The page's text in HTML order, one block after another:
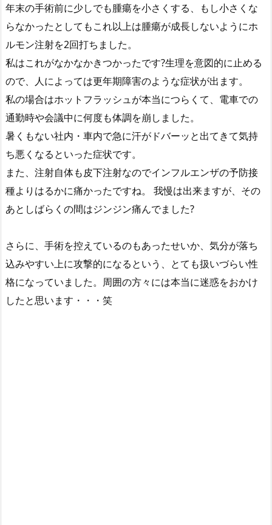
年末の手術前に少しでも腫瘍を小さくする、もし小さくな
らなかったとしてもこれ以上は腫瘍が成長しないようにホ
ルモン注射を2回打ちました。
私はこれがなかなかきつかったです?生理を意図的に止める
ので、人によっては更年期障害のような症状が出ます。
私の場合はホットフラッシュが本当につらくて、電車での
通勤時や会議中に何度も体調を崩しました。
暑くもない社内・車内で急に汗がドバーッと出てきて気持
ち悪くなるといった症状です。
また、注射自体も皮下注射なのでインフルエンザの予防接
種よりはるかに痛かったですね。 我慢は出来ますが、その
あとしばらくの間はジンジン痛んでました?
さらに、手術を控えているのもあったせいか、気分が落ち
込みやすい上に攻撃的になるという、とても扱いづらい性
格になっていました。周囲の方々には本当に迷惑をおかけ
したと思います・・・笑